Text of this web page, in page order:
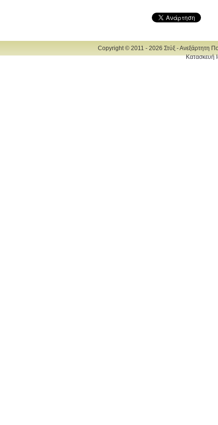
Copyright © 2011 - 2026 Στύξ - Ανεξάρτητη
Κατασκευή